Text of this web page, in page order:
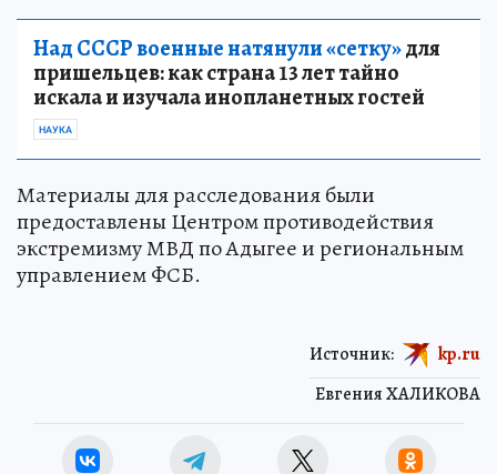
Над СССР военные натянули «сетку»для
пришельцев: как страна 13 лет тайно
искала и изучала инопланетных гостей
НАУКА
Материалы для расследования были
предоставлены Центром противодействия
экстремизму МВД по Адыгее и региональным
управлением ФСБ.
Евгения ХАЛИКОВА
Источник: kp.ru